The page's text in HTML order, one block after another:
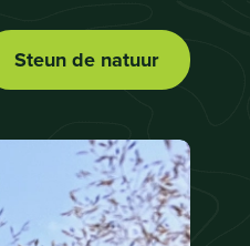
Steun de natuur